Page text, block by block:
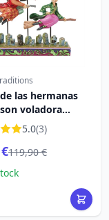
las hermanas
voladora
- DISNEY
5.0(3)
119,90 €